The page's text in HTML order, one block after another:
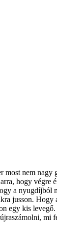
most nem nagy
hogy végre
a nyugdíjból
jusson. Hogy
egy kis
mi